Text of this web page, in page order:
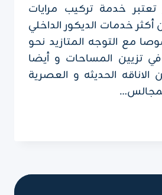
خدمة تركيب مرايات
خدمات الديكور الداخلي
مع التوجه المتازيد نحو
في تزيين المساحات و أيضا
الحديثه و العصرية